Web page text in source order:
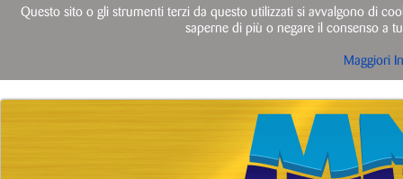
Questo sito o gli strumenti terzi da questo utilizzati si avvalgono di
saperne di più o negare il consenso a
Maggiori